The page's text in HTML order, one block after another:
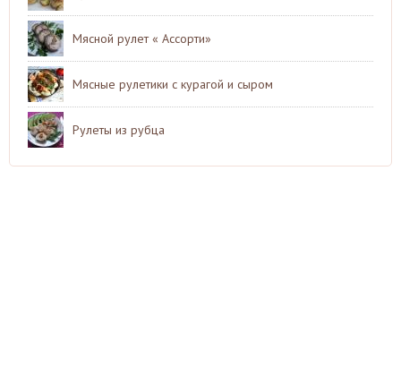
Мясной рулет « Ассорти»
Мясные рулетики с курагой и сыром
Рулеты из рубца